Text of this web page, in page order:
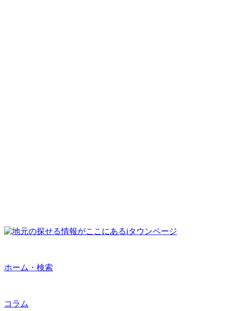
ホーム・検索
コラム